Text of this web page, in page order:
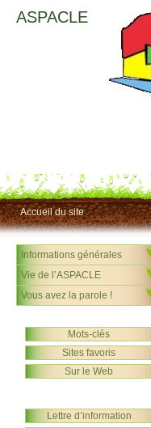
ASPACLE
Accueil du site
Informations générales
Vie de l’ASPACLE
Vous avez la parole !
Mots-clés
Sites favoris
Sur le Web
Lettre d’information